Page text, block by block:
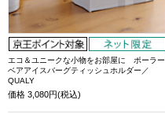
エコ＆ユニークな小物をお部屋に ポーラー
ベアアイスバーグティッシュホルダー／
QUALY
価格 3,080円(税込)